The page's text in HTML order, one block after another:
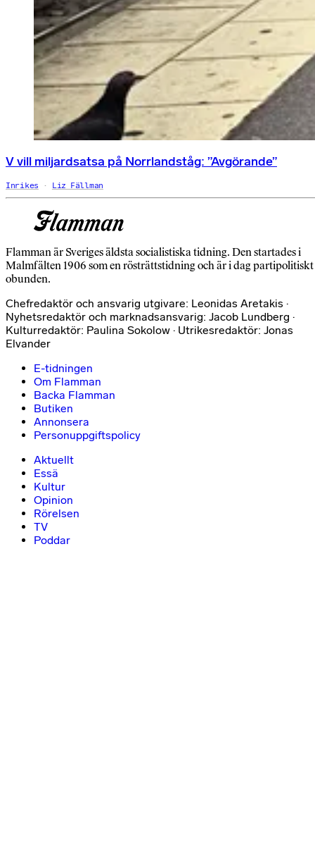
V vill miljardsatsa på Norrlandståg: ”Avgörande”
Inrikes Liz Fällman
Flamman är Sveriges äldsta socialistiska tidning. Den startades i
Malmfälten 1906 som en rösträttstidning och är i dag partipolitiskt
obunden.
Chefredaktör och ansvarig utgivare: Leonidas Aretakis ·
Nyhetsredaktör och marknadsansvarig: Jacob Lundberg ·
Kulturredaktör: Paulina Sokolow · Utrikesredaktör: Jonas
Elvander
E-tidningen
Om Flamman
Backa Flamman
Butiken
Annonsera
Personuppgiftspolicy
Aktuellt
Essä
Kultur
Opinion
Rörelsen
TV
Poddar